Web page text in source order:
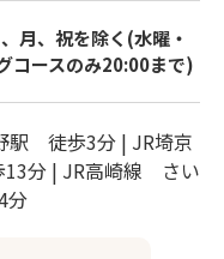
、祝を除く(水曜・
コースのみ20:00まで)
駅 徒歩3分 | JR埼京
分 | JR高崎線 さい
分